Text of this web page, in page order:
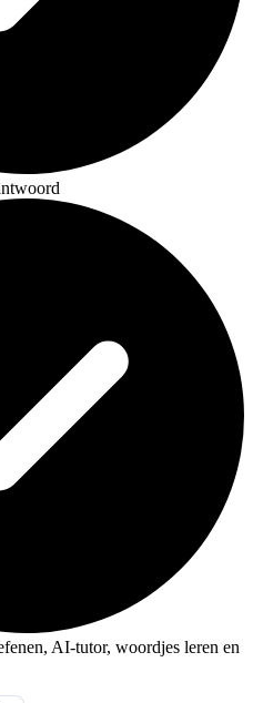
AI-tutor, woordjes leren en